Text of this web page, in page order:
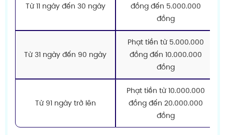
Từ 11 ngày đến 30 ngày
đồng đến 5.000.000
đồng
Từ 31 ngày đến 90 ngày
Phạt tiền từ 5.000.000
đồng đến 10.000.000
đồng
Từ 91 ngày trở lên
Phạt tiền từ 10.000.000
đồng đến 20.000.000
đồng